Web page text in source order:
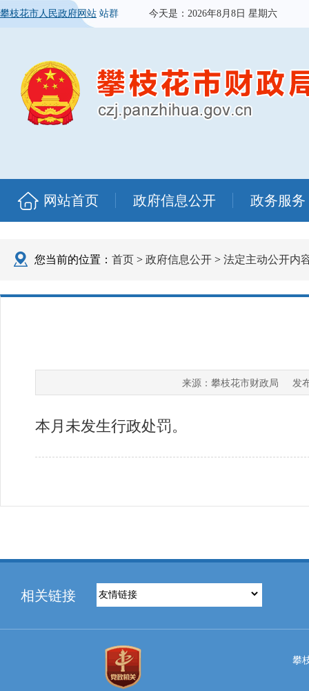
攀枝花市人民政府网站 站群 今天是： 2026年8月8日 星期六
网站首页 政府信息公开 政务服务
您当前的位置： 首页 > 政府信息公开 > 法定主动公开内
来源： 攀枝花市财政局 发布
本月未发生行政处罚。
相关链接
攀